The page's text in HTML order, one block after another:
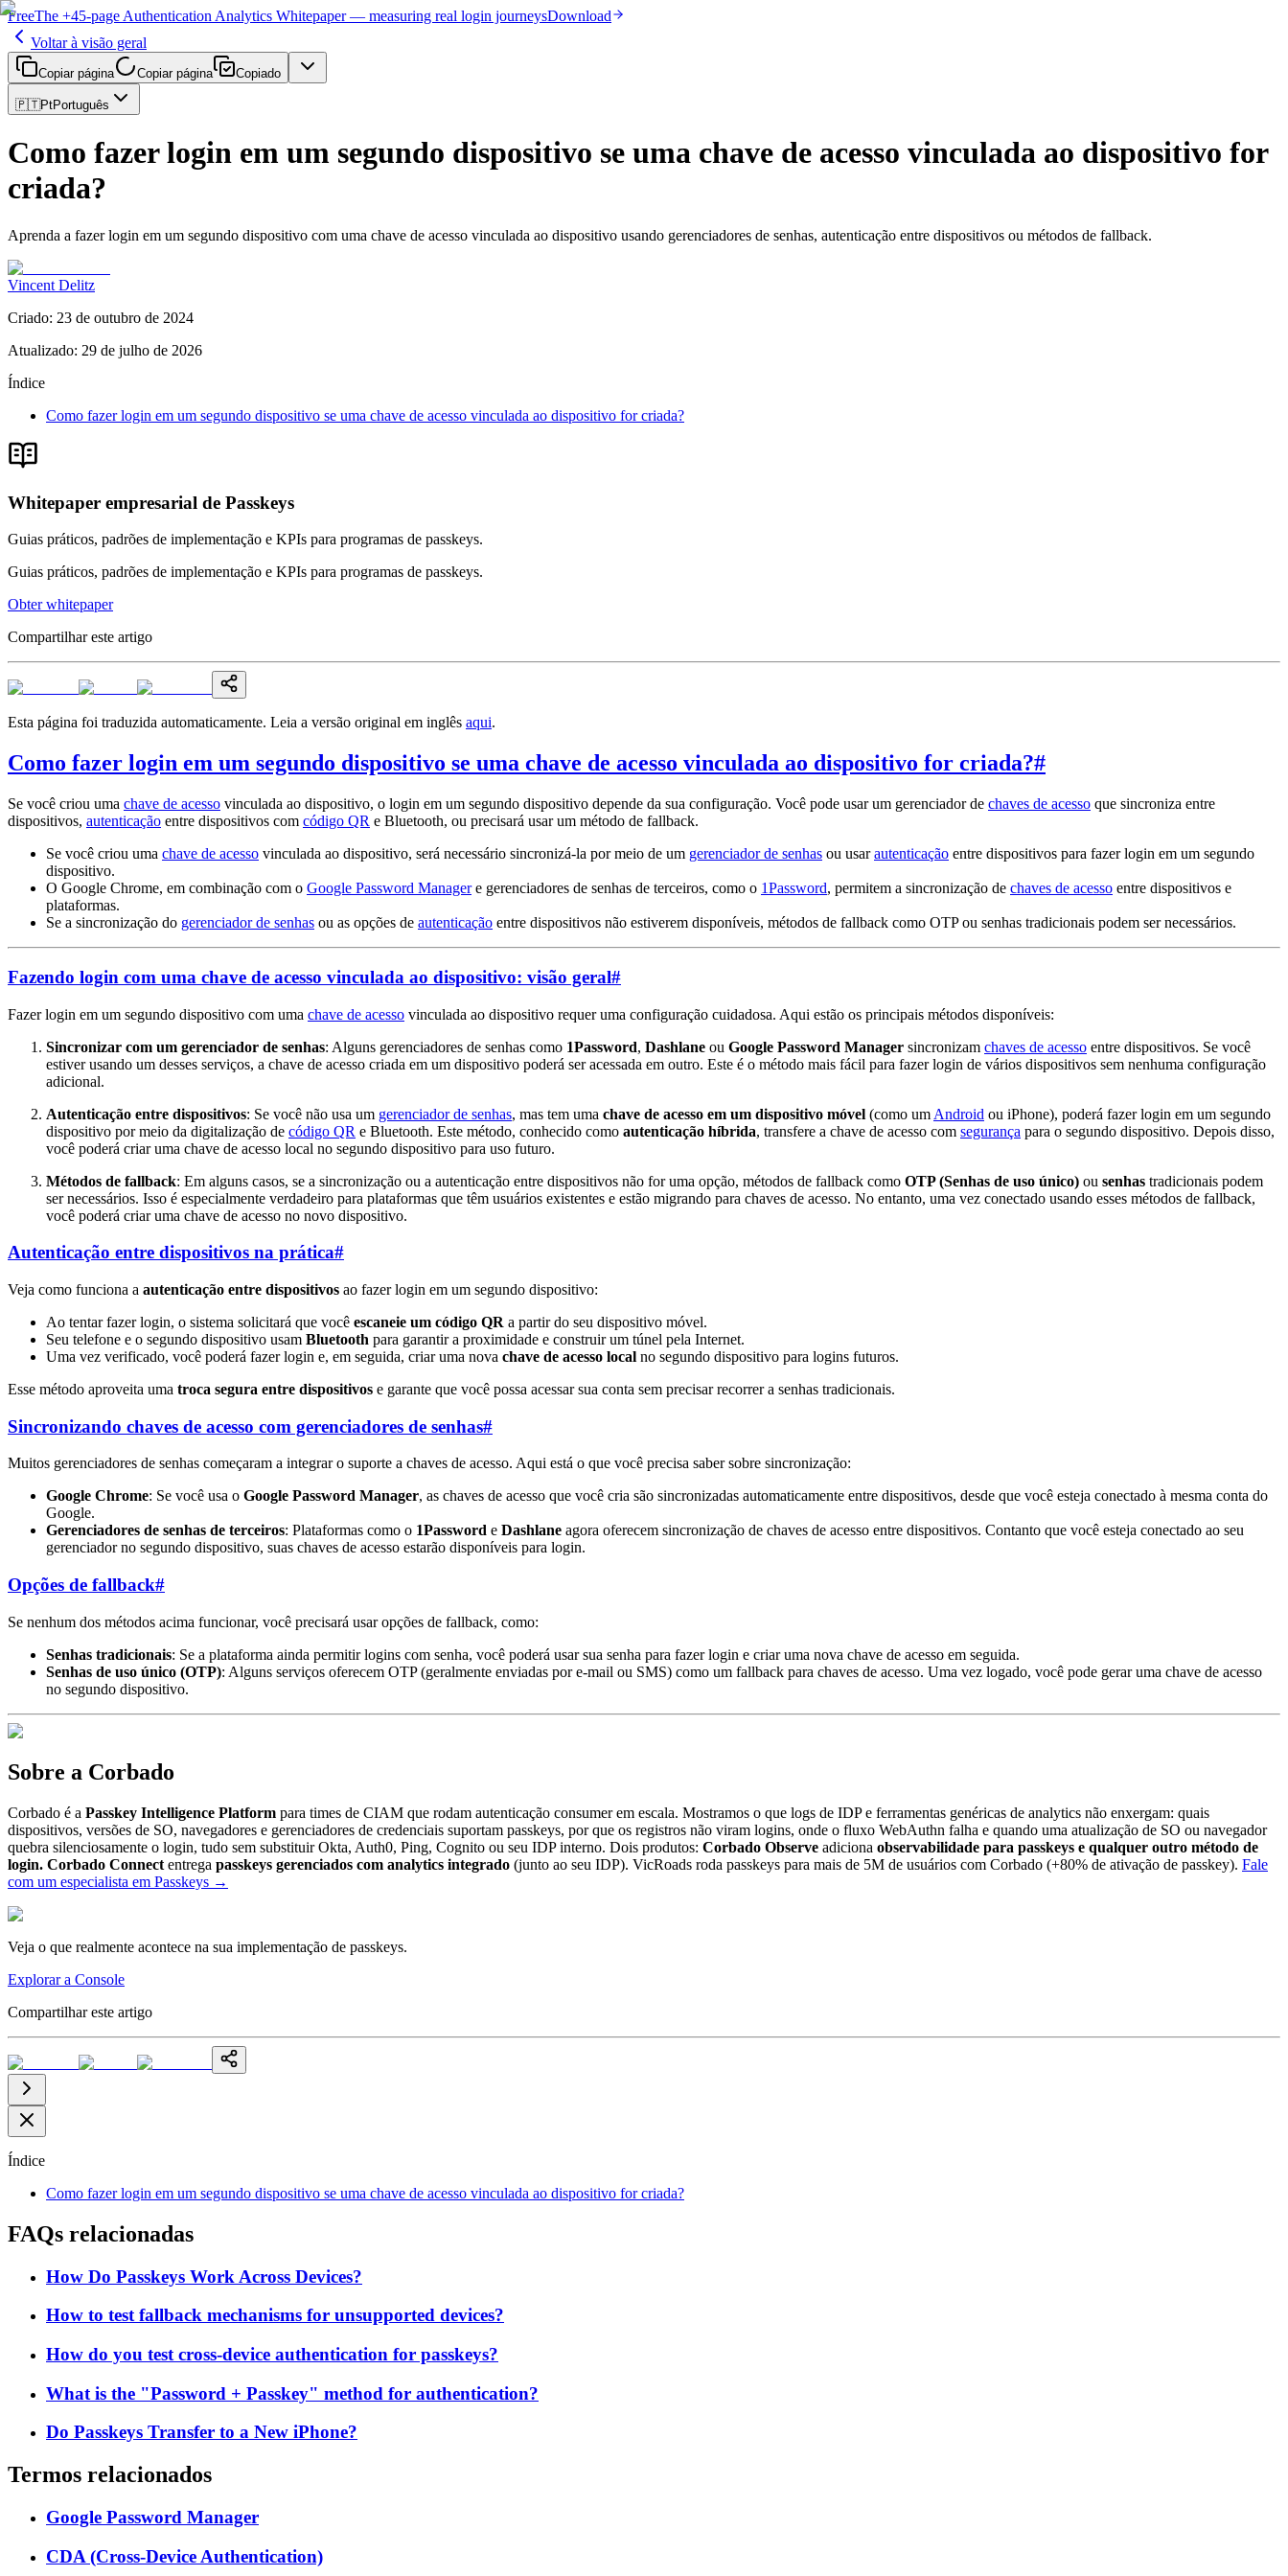
FreeThe +45-page Authentication Analytics Whitepaper — measuring real login journeysDownload
Voltar à visão geral
Copiar página Copiar página Copiado
🇵🇹PtPortuguês
Como fazer login em um segundo dispositivo se uma chave de acesso vinculada ao dispositivo for
criada?
Aprenda a fazer login em um segundo dispositivo com uma chave de acesso vinculada ao dispositivo usando gerenciadores de senhas, autenticação entre dispositivos ou métodos de fallback.
Vincent Delitz
Criado: 23 de outubro de 2024
Atualizado: 29 de julho de 2026
Índice
Como fazer login em um segundo dispositivo se uma chave de acesso vinculada ao dispositivo for criada?
Whitepaper empresarial de Passkeys
Guias práticos, padrões de implementação e KPIs para programas de passkeys.
Guias práticos, padrões de implementação e KPIs para programas de passkeys.
Obter whitepaper
Compartilhar este artigo
Esta página foi traduzida automaticamente. Leia a versão original em inglês aqui.
Como fazer login em um segundo dispositivo se uma chave de acesso vinculada ao dispositivo for criada?#
Se você criou uma chave de acesso vinculada ao dispositivo, o login em um segundo dispositivo depende da sua configuração. Você pode usar um gerenciador de chaves de acesso que sincroniza entre
dispositivos, autenticação entre dispositivos com código QR e Bluetooth, ou precisará usar um método de fallback.
Se você criou uma chave de acesso vinculada ao dispositivo, será necessário sincronizá-la por meio de um gerenciador de senhas ou usarautenticação entre dispositivos para fazer login em um segundo
dispositivo.
O Google Chrome, em combinação com o Google Password Managere gerenciadores de senhas de terceiros, como o 1Password, permitem a sincronização de chaves de acesso entre dispositivos e
plataformas.
Se a sincronização do gerenciador de senhas ou as opções de autenticação entre dispositivos não estiverem disponíveis, métodos de fallback como OTP ou senhas tradicionais podem ser necessários.
Fazendo login com uma chave de acesso vinculada ao dispositivo: visão geral#
Fazer login em um segundo dispositivo com uma chave de acesso vinculada ao dispositivo requer uma configuração cuidadosa. Aqui estão os principais métodos disponíveis:
Sincronizar com um gerenciador de senhas: Alguns gerenciadores de senhas como 1Password, Dashlane ou Google Password Manager sincronizam chaves de acesso entre dispositivos. Se você
estiver usando um desses serviços, a chave de acesso criada em um dispositivo poderá ser acessada em outro. Este é o método mais fácil para fazer login de vários dispositivos sem nenhuma configuração
adicional.
Autenticação entre dispositivos: Se você não usa um gerenciador de senhas, mas tem uma chave de acesso em um dispositivo móvel (como um Android ou iPhone), poderá fazer login em um segundo
dispositivo por meio da digitalização de código QR e Bluetooth. Este método, conhecido como autenticação híbrida, transfere a chave de acesso com segurança para o segundo dispositivo. Depois disso,
você poderá criar uma chave de acesso local no segundo dispositivo para uso futuro.
Métodos de fallback: Em alguns casos, se a sincronização ou a autenticação entre dispositivos não for uma opção, métodos de fallback como OTP (Senhas de uso único) ou senhas tradicionais podem
ser necessários. Isso é especialmente verdadeiro para plataformas que têm usuários existentes e estão migrando para chaves de acesso. No entanto, uma vez conectado usando esses métodos de fallback,
você poderá criar uma chave de acesso no novo dispositivo.
Autenticação entre dispositivos na prática#
Veja como funciona a autenticação entre dispositivos ao fazer login em um segundo dispositivo:
Ao tentar fazer login, o sistema solicitará que você escaneie um código QR a partir do seu dispositivo móvel.
Seu telefone e o segundo dispositivo usam Bluetooth para garantir a proximidade e construir um túnel pela Internet.
Uma vez verificado, você poderá fazer login e, em seguida, criar uma nova chave de acesso local no segundo dispositivo para logins futuros.
Esse método aproveita uma troca segura entre dispositivos e garante que você possa acessar sua conta sem precisar recorrer a senhas tradicionais.
Sincronizando chaves de acesso com gerenciadores de senhas#
Muitos gerenciadores de senhas começaram a integrar o suporte a chaves de acesso. Aqui está o que você precisa saber sobre sincronização:
Google Chrome: Se você usa o Google Password Manager, as chaves de acesso que você cria são sincronizadas automaticamente entre dispositivos, desde que você esteja conectado à mesma conta do
Google.
Gerenciadores de senhas de terceiros: Plataformas como o 1Password e Dashlane agora oferecem sincronização de chaves de acesso entre dispositivos. Contanto que você esteja conectado ao seu
gerenciador no segundo dispositivo, suas chaves de acesso estarão disponíveis para login.
Opções de fallback#
Se nenhum dos métodos acima funcionar, você precisará usar opções de fallback, como:
Senhas tradicionais: Se a plataforma ainda permitir logins com senha, você poderá usar sua senha para fazer login e criar uma nova chave de acesso em seguida.
Senhas de uso único (OTP): Alguns serviços oferecem OTP (geralmente enviadas por e-mail ou SMS) como um fallback para chaves de acesso. Uma vez logado, você pode gerar uma chave de acesso
no segundo dispositivo.
Sobre a Corbado
Corbado é a Passkey Intelligence Platform para times de CIAM que rodam autenticação consumer em escala. Mostramos o que logs de IDP e ferramentas genéricas de analytics não enxergam: quais
dispositivos, versões de SO, navegadores e gerenciadores de credenciais suportam passkeys, por que os registros não viram logins, onde o fluxo WebAuthn falha e quando uma atualização de SO ou navegador
quebra silenciosamente o login, tudo sem substituir Okta, Auth0, Ping, Cognito ou seu IDP interno. Dois produtos: Corbado Observe adiciona observabilidade para passkeys e qualquer outro método de
login. Corbado Connect entrega passkeys gerenciados com analytics integrado (junto ao seu IDP). VicRoads roda passkeys para mais de 5M de usuários com Corbado (+80% de ativação de passkey). Fale
com um especialista em Passkeys →
Veja o que realmente acontece na sua implementação de passkeys.
Explorar a Console
Compartilhar este artigo
Índice
Como fazer login em um segundo dispositivo se uma chave de acesso vinculada ao dispositivo for criada?
FAQs relacionadas
How Do Passkeys Work Across Devices?
How to test fallback mechanisms for unsupported devices?
How do you test cross-device authentication for passkeys?
What is the "Password + Passkey" method for authentication?
Do Passkeys Transfer to a New iPhone?
Termos relacionados
Google Password Manager
CDA (Cross-Device Authentication)